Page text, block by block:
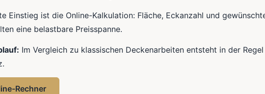
Einstieg ist die Online-Kalkulation: Fläche, Eckanzahl und
eine belastbare Preisspanne.
Im Vergleich zu klassischen Deckenarbeiten entsteht in der
Rechner